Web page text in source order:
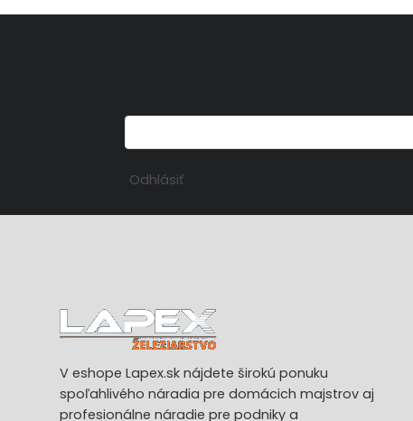
Odhlásiť
V eshope Lapex.sk nájdete širokú ponuku
spoľahlivého náradia pre domácich majstrov aj
profesionálne náradie pre podniky a